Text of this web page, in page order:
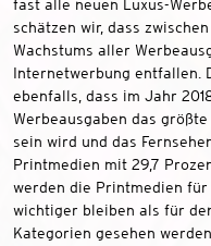
fast alle neuen Luxus-
schätzen wir, dass
Wachstums aller
Internetwerbung entfallen.
ebenfalls, dass im Jahr
Werbeausgaben das
sein wird und das
Printmedien mit 29,7
werden die Printmedien
wichtiger bleiben als für
Kategorien gesehen